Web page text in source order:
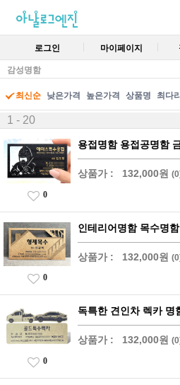
로그인 마이페이지
감성명함
최신순 낮은가격 높은가격 상품명 최다
1 - 20
용접명함 용접공명함
상품가 : 132,000원
0
인테리어명함 목수명
상품가 : 132,000원
0
독특한 견인차 렉카 명
상품가 : 132,000원
0